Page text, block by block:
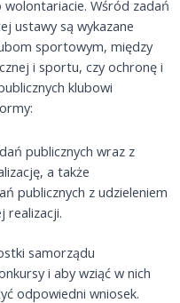
wolontariacie. Wśród zadań
ustawy są wykazane
sportowym, między
i sportu, czy ochronę i
klubowi
publicznych wraz z
a także
publicznych z udzieleniem
realizacji.
samorządu
i aby wziąć w nich
odpowiedni wniosek.